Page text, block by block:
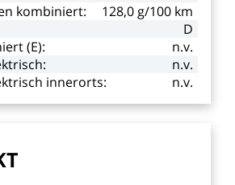
kombiniert: 128,0 g/100 km
D
(E):
n.v.
n.v.
innerorts: n.v.